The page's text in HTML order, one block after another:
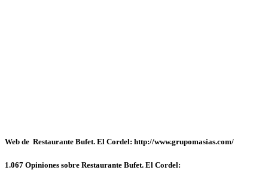
Web de Restaurante Bufet. El Cordel: http://www.grupomasias.com/
1.067 Opiniones sobre Restaurante Bufet. El Cordel: